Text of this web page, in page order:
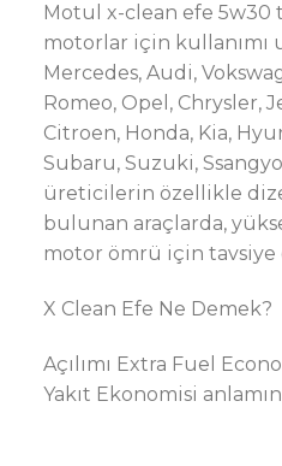
Motul x-clean efe
motorlar için kullanımı
Mercedes, Audi,
Romeo, Opel, Chrysler,
Citroen, Honda, Kia,
Subaru, Suzuki,
üreticilerin özellikle
bulunan araçlarda,
motor ömrü için
X Clean Efe Ne Demek?
Açılımı Extra Fuel
Yakıt Ekonomisi